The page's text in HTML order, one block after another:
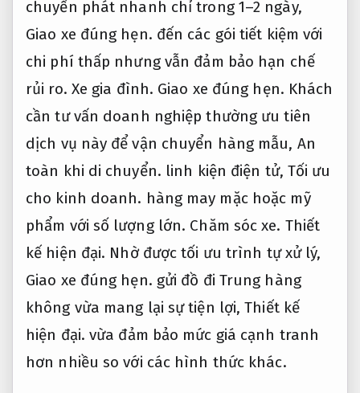
chuyển phát nhanh chỉ trong 1–2 ngày,
Giao xe đúng hẹn. đến các gói tiết kiệm với
chi phí thấp nhưng vẫn đảm bảo hạn chế
rủi ro. Xe gia đình. Giao xe đúng hẹn. Khách
cần tư vấn doanh nghiệp thường ưu tiên
dịch vụ này để vận chuyển hàng mẫu, An
toàn khi di chuyển. linh kiện điện tử, Tối ưu
cho kinh doanh. hàng may mặc hoặc mỹ
phẩm với số lượng lớn. Chăm sóc xe. Thiết
kế hiện đại. Nhờ được tối ưu trình tự xử lý,
Giao xe đúng hẹn. gửi đồ đi Trung hàng
không vừa mang lại sự tiện lợi,Thiết kế
hiện đại. vừa đảm bảo mức giá cạnh tranh
hơn nhiều so với các hình thức khác.